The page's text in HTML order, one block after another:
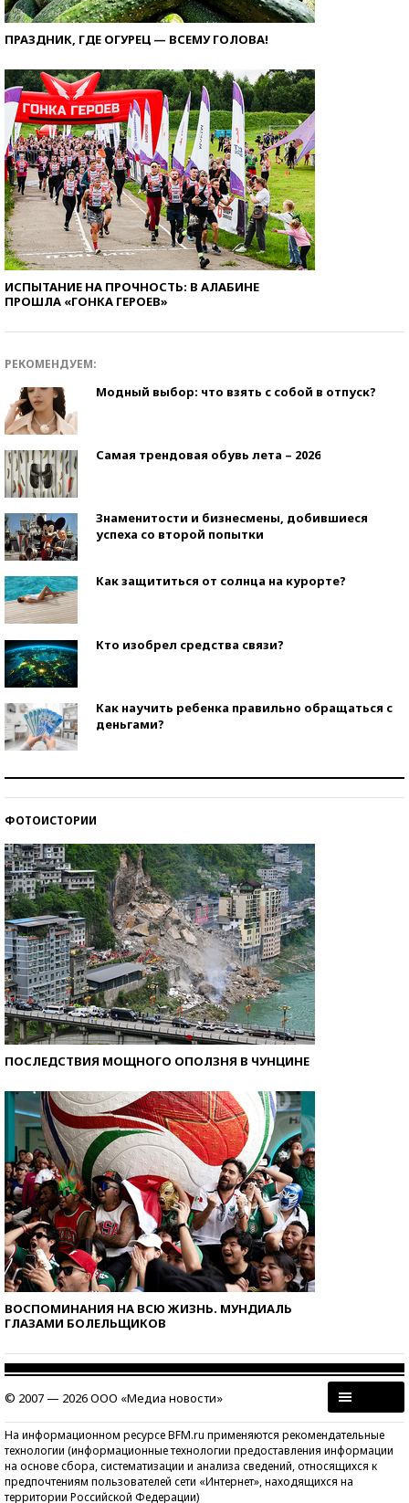
ПРАЗДНИК, ГДЕ ОГУРЕЦ — ВСЕМУ ГОЛОВА!
ИСПЫТАНИЕ НА ПРОЧНОСТЬ: В АЛАБИНЕ
ПРОШЛА «ГОНКА ГЕРОЕВ»
РЕКОМЕНДУЕМ:
Модный выбор: что взять с собой в отпуск?
Самая трендовая обувь лета – 2026
Знаменитости и бизнесмены, добившиеся
успеха со второй попытки
Как защититься от солнца на курорте?
Кто изобрел средства связи?
Как научить ребенка правильно обращаться с
деньгами?
ФОТОИСТОРИИ
ПОСЛЕДСТВИЯ МОЩНОГО ОПОЛЗНЯ В ЧУНЦИНЕ
ВОСПОМИНАНИЯ НА ВСЮ ЖИЗНЬ. МУНДИАЛЬ
ГЛАЗАМИ БОЛЕЛЬЩИКОВ
© 2007 — 2026 ООО «Медиа новости»
На информационном ресурсе BFM.ru применяются рекомендательные
технологии (информационные технологии предоставления информации
на основе сбора, систематизации и анализа сведений, относящихся к
предпочтениям пользователей сети «Интернет», находящихся на
территории Российской Федерации)